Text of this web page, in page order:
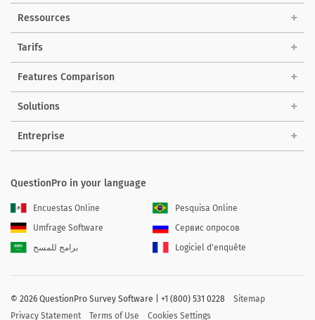
Ressources
Tarifs
Features Comparison
Solutions
Entreprise
QuestionPro in your language
Encuestas Online
Pesquisa Online
Umfrage Software
Сервис опросов
برامج للمسح
Logiciel d'enquête
© 2026 QuestionPro Survey Software | +1 (800) 531 0228
Sitemap
Privacy Statement
Terms of Use Cookies Settings